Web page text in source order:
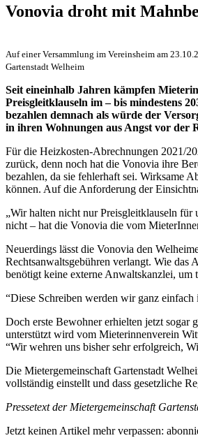
Vonovia droht mit
Auf einer Versammlung im Vereinsheim am
Gartenstadt Welheim
Seit eineinhalb Jahren kämpfen
Preisgleitklauseln im – bis mindestens
bezahlen demnach als würde der
in ihren Wohnungen aus Angst vor der
Für die Heizkosten-Abrechnungen 2021/
zurück, denn noch hat die Vonovia ihre
bezahlen, da sie fehlerhaft sei. Wirksame
können. Auf die Anforderung der
„Wir halten nicht nur Preisgleitklauseln für
nicht – hat die Vonovia die vom
Neuerdings lässt die Vonovia den
Rechtsanwaltsgebühren verlangt. Wie
benötigt keine externe Anwaltskanzlei, um
“Diese Schreiben werden wir ganz
Doch erste Bewohner erhielten jetzt sogar
unterstützt wird vom Mieterinnenverein
“Wir wehren uns bisher sehr erfolgreich,
Die Mietergemeinschaft Gartenstadt
vollständig einstellt und dass gesetzliche
Pressetext der Mietergemeinschaft
Jetzt keinen Artikel mehr verpassen: